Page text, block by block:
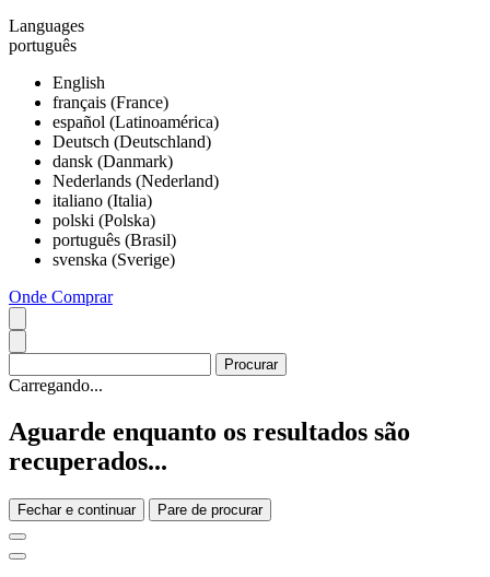
Languages
português
English
français (France)
español (Latinoamérica)
Deutsch (Deutschland)
dansk (Danmark)
Nederlands (Nederland)
italiano (Italia)
polski (Polska)
português (Brasil)
svenska (Sverige)
Onde Comprar
Carregando...
Aguarde enquanto os resultados são
recuperados...
Fechar e continuar Pare de procurar